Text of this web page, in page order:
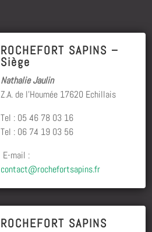
ROCHEFORT SAPINS –
Siège
Nathalie Jaulin
Z.A. de l’Houmée 17620 Echillais
Tel : 05 46 78 03 16
Tel : 06 74 19 03 56
E-mail :
contact@rochefortsapins.fr
ROCHEFORT SAPINS